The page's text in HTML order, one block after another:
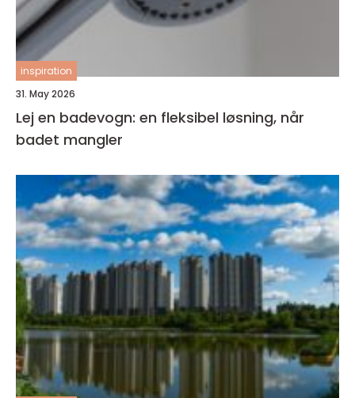
inspiration
31. May 2026
Lej en badevogn: en fleksibel løsning, når
badet mangler